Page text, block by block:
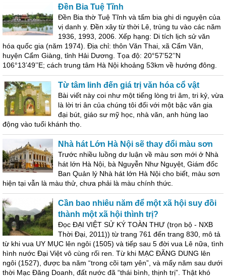
Đền Bia Tuệ Tĩnh
Đền Bia thờ Tuệ Tĩnh và tấm bia ghi di nguyện của
vị danh y. Đền xây từ thời Lê, trùng tu vào các năm
1936, 1993, 2006. Xếp hạng: Di tích lịch sử văn
hóa quốc gia (năm 1974). Địa chỉ: thôn Văn Thai, xã Cẩm Văn,
huyện Cẩm Giàng, tỉnh Hải Dương. Tọa độ: 20°57’52’’N
106°13’49’’E; cách trung tâm Hà Nội khoảng 53km về hướng đông.
Từ tâm linh đến giá trị văn hóa cổ vật
Bài viết này coi như một tiếng lòng tri âm, tri kỷ, vừa
là lời tri ân của chúng tôi đối với một bậc văn gia
đại bút, giáo sư mỹ học, nhà văn, anh hùng lao
động vào tuổi khánh thọ.
Nhà hát Lớn Hà Nội sẽ thay đổi màu sơn
Trước nhiều luồng dư luận về màu sơn mới ở Nhà
hát lớn Hà Nội, bà Nguyễn Như Nguyệt, Giám đốc
Ban Quản lý Nhà hát lớn Hà Nội cho biết, màu sơn
hiện tại vẫn là màu thử, chưa phải là màu chính thức.
Cần bao nhiêu năm để một xã hội suy đồi
thành một xã hội thình trị?
Đọc ĐẠI VIỆT SỬ KÝ TOÀN THƯ (trọn bộ - NXB
Thời Đại, 2011)) từ trang 761 đến trang 830, mô tả
từ khi vua UY MỤC lên ngôi (1505) và tiếp sau 5 đời vua Lê nữa, tình
hình nước Đại Việt vô cùng rối ren. Từ khi MẠC ĐĂNG DUNG lên
ngôi (1527), được ba năm “trong cõi tạm yên”, và mấy năm sau dưới
thời Mạc Đăng Doanh, đất nước đã “thái bình, thịnh trị”. Thật khó